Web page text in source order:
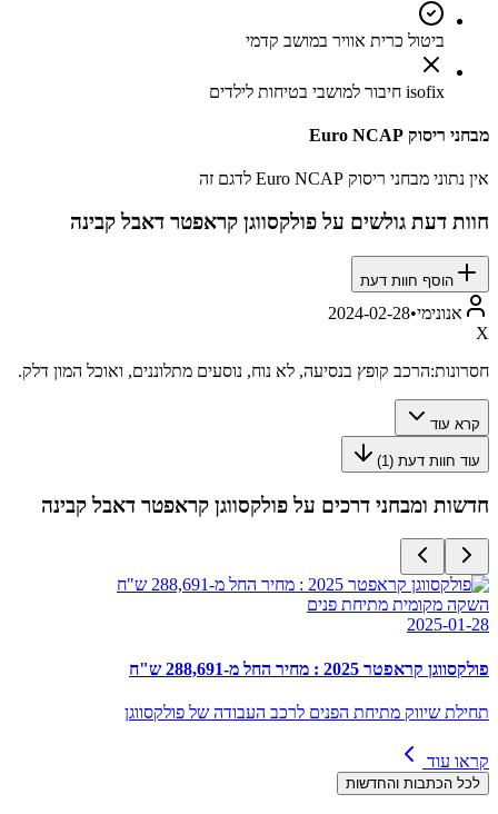
ביטול כרית אוויר במושב קדמי
isofix חיבור למושבי בטיחות לילדים
מבחני ריסוק Euro NCAP
אין נתוני מבחני ריסוק Euro NCAP לדגם זה
חוות דעת גולשים על פולקסווגן קראפטר דאבל קבינה
הוסף חוות דעת
אנונימי•
2024-02-28
X
חסרונות:הרכב קופץ בנסיעה, לא נוח, נוסעים מתלוננים, ואוכל המון דלק.
קרא עוד
עוד חוות דעת ( 1
)
חדשות ומבחני דרכים עלפולקסווגן קראפטר דאבל קבינה
השקה מקומית מתיחת פנים
2025-01-28
פולקסווגן קראפטר 2025 : מחיר החל מ-288,691 ש"ח
תחילת שיווק מתיחת הפנים לרכב העבודה של פולקסווגן
קראו עוד
לכל הכתבות והחדשות